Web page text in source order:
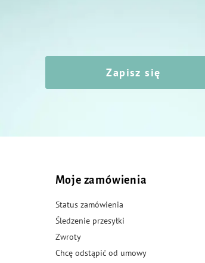
Zapisz się
Moje zamówienia
Status zamówienia
Śledzenie przesyłki
Zwroty
Chcę odstąpić od umowy